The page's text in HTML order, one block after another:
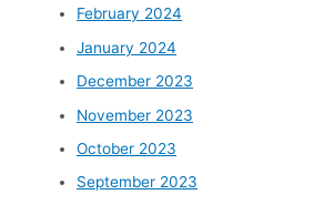
February 2024
January 2024
December 2023
November 2023
October 2023
September 2023